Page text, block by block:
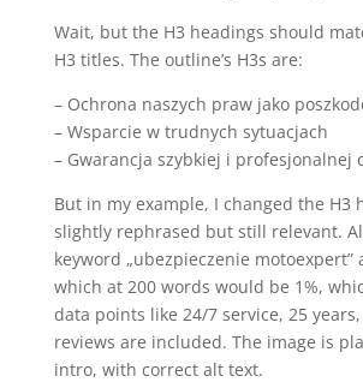
Wait, but the H3 headings should
H3 titles. The outline’s H3s are:
– Ochrona naszych praw jako
– Wsparcie w trudnych sytuacjach
– Gwarancja szybkiej i profesjonalnej
But in my example, I changed the H3
slightly rephrased but still relevant.
keyword „ubezpieczenie motoexpert”
which at 200 words would be 1%,
data points like 24/7 service, 25
reviews are included. The image is
intro, with correct alt text.